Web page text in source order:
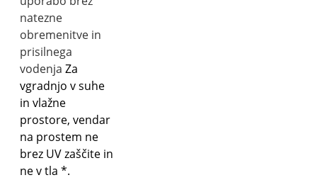
natezne
obremenitve in
prisilnega
vodenja Za
vgradnjo v suhe
in vlažne
prostore, vendar
na prostem ne
brez UV zaščite in
ne v tla *.